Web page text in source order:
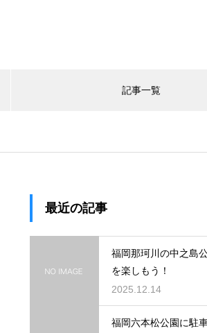
記事一覧
最近の記事
福岡那珂川の中之島
を楽しもう！
2025.12.14
福岡六本松公園に駐